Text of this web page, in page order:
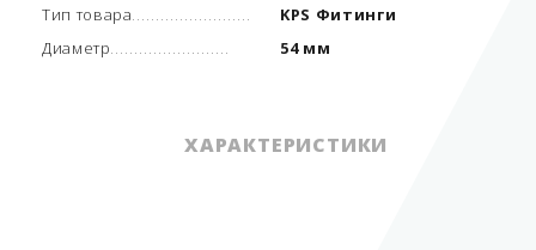
Тип товара
KPS Фитинги
Диаметр
54 мм
ХАРАКТЕРИСТИКИ